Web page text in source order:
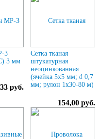
3
3 мм
руб.
Сетка тканая
штукатурная
неоцинкованная
(ячейка 5х5 мм; d 0,7
мм; рулон 1х30-80 м)
154,00 руб.